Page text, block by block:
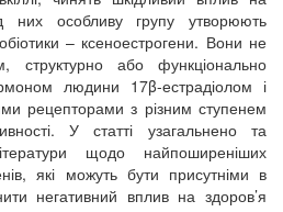
них особливу групу утворюють
– ксеноестрогени. Вони не
структурно або функціонально
людини 17β-естрадіолом і
рецепторами з різним ступенем
У статті узагальнено та
щодо найпоширеніших
які можуть бути присутніми в
негативний вплив на здоров’я